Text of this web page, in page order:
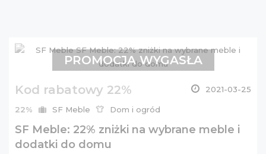
Kod rabatowy 22% 2021-03-25
22% SF Meble Dom i ogród
SF Meble: 22% zniżki na wybrane meble i
dodatki do domu
PROMOCJA WYGASŁA